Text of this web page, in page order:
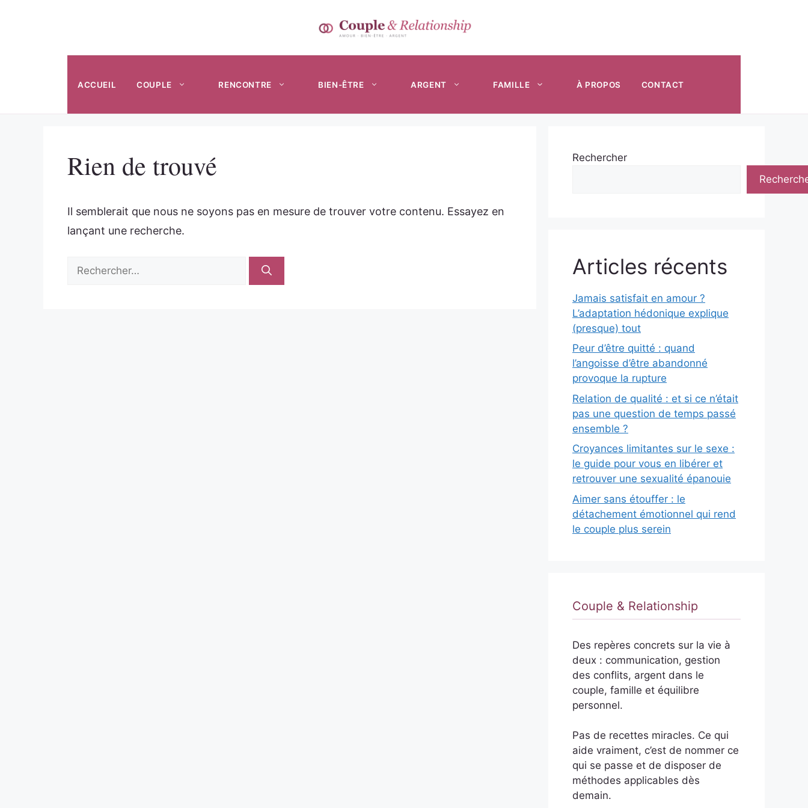
ACCUEIL COUPLE RENCONTRE BIEN-ÊTRE ARGENT FAMILLE À PROPOS CONTACT
Rien de trouvé
Il semblerait que nous ne soyons pas en mesure de trouver votre contenu. Essayez en
lançant une recherche.
Rechercher :
Rechercher
Articles récents
Jamais satisfait en amour ?
L’adaptation hédonique explique
(presque) tout
Peur d’être quitté : quand
l’angoisse d’être abandonné
provoque la rupture
Relation de qualité : et si ce n’était
pas une question de temps passé
ensemble ?
Croyances limitantes sur le sexe :
le guide pour vous en libérer et
retrouver une sexualité épanouie
Aimer sans étouffer : le
détachement émotionnel qui rend
le couple plus serein
Couple & Relationship
Des repères concrets sur la vie à
deux : communication, gestion
des conflits, argent dans le
couple, famille et équilibre
personnel.
Pas de recettes miracles. Ce qui
aide vraiment, c’est de nommer ce
qui se passe et de disposer de
méthodes applicables dès
demain.